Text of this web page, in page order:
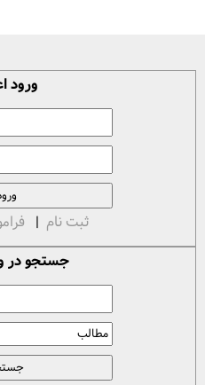
ورود
ثبت نام |
جستجو در